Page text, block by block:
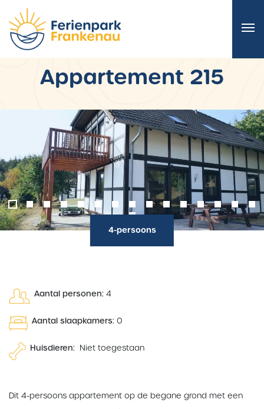
Appartement 215
4-persoons
‹ ›
Aantal personen: 4
Aantal slaapkamers: 0
Huisdieren: Niet toegestaan
Dit 4-persoons appartement op de begane grond met een